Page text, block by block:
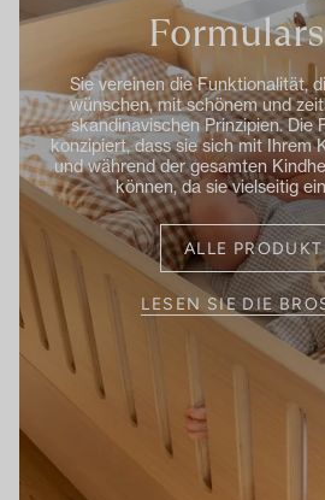
Sie vereinen die Funktionalität,
wünschen, mit schönem und
skandinavischen Prinzipien. Die
konzipiert, dass sie sich mit Ihrem
und während der gesamten
können, da sie vielseitig
ALLE
LESEN SIE DIE